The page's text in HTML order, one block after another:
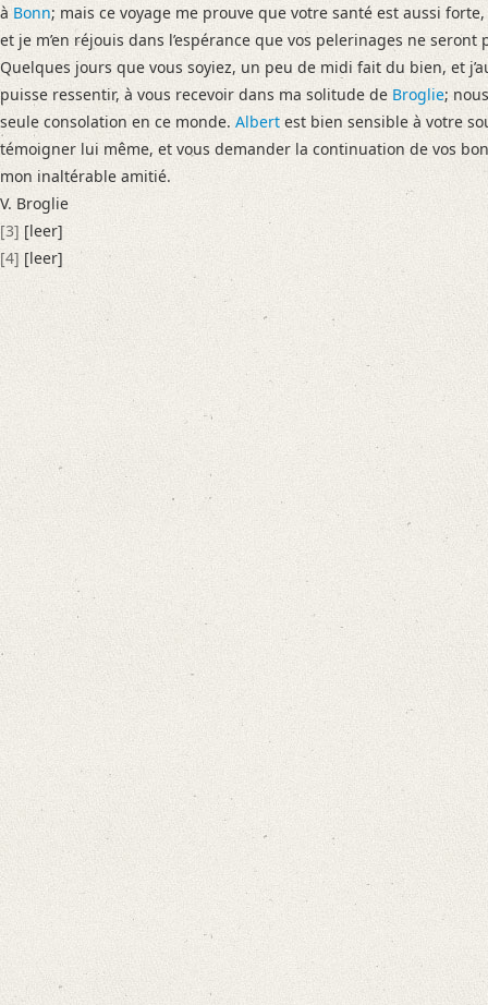
Dear Sir,
J’ai longtemps tardé à répondre à votre lettre du 5 de ce mois, parce
Language
French
Editors
Dänekas, Laura
Golyschkin, Ruth
Steffes, Franziska
à Bonn; mais ce voyage me prouve que votre santé est aussi
et je m’en réjouis dans l’espérance que vos pelerinages ne
Quelques jours que vous soyiez, un peu de midi fait du bien, et
puisse ressentir, à vous recevoir dans ma solitude de Broglie;
seule consolation en ce monde. Albert est bien sensible à votre
témoigner lui même, et vous demander la continuation de vos
mon inaltérable amitié.
V. Broglie
[3] [leer]
[4] [leer]